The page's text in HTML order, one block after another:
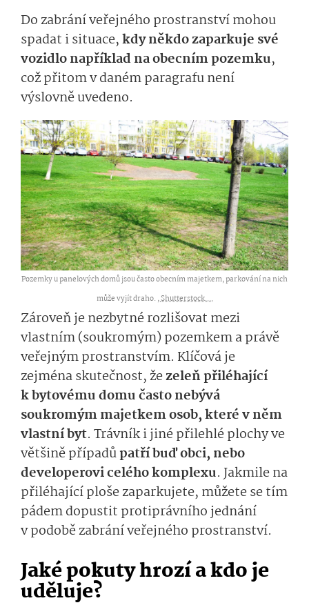
Do zabrání veřejného prostranství mohou
spadat i situace,kdy někdo zaparkuje své
vozidlo například na obecním pozemku,
což přitom v daném paragrafu není
výslovně uvedeno.
Pozemky u panelových domů jsou často obecním majetkem, parkování na nich
může vyjít draho. ,Shutterstock....
Zároveň je nezbytné rozlišovat mezi
vlastním (soukromým) pozemkem a právě
veřejným prostranstvím­. Klíčová je
zejména skutečnost, žezeleň přiléhající
k bytovému domu často nebývá
soukromým majetkem osob, které v něm
vlastní byt. Trávník i jiné přilehlé plochy ve
většině případůpatří buď obci, nebo
developerovi celého komplexu. Jakmile na
přiléhající ploše zaparkujete, můžete se tím
pádem dopustit protiprávního jednání
v podobě zabrání veřejného prostranství.
Jaké pokuty hrozí a kdo je
uděluje?